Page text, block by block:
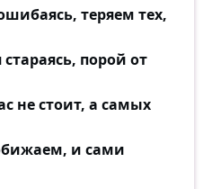
теряем тех,
порой от
не стоит, а самых
и сами